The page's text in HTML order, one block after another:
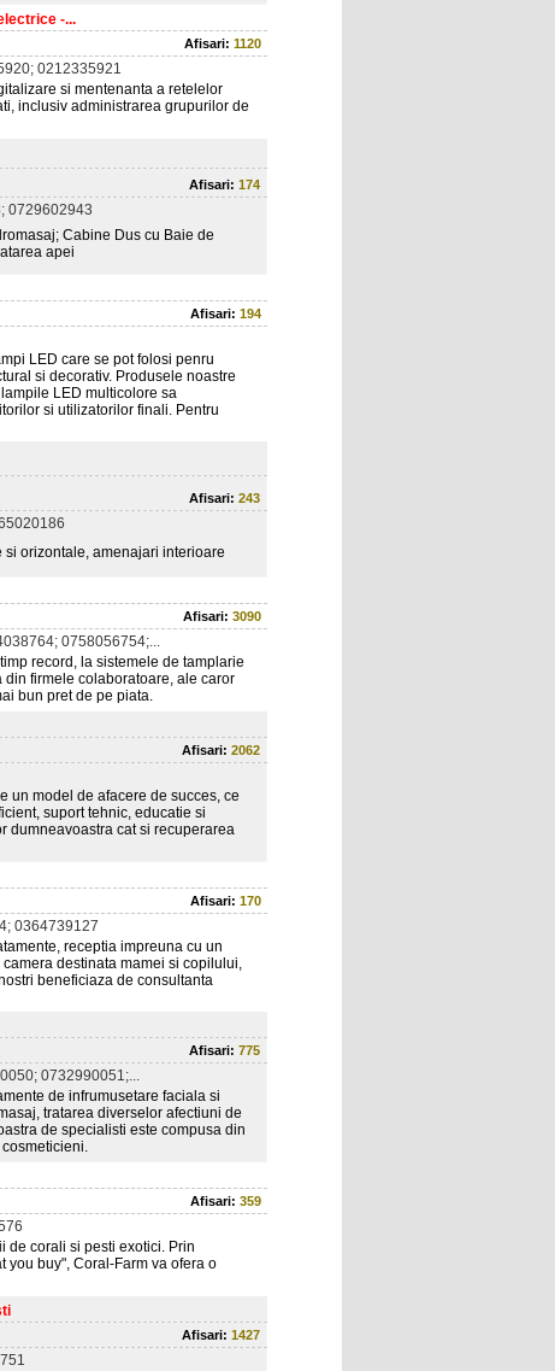
-...
Afisari: 1120
0212335921
si mentenanta a retelelor
inclusiv administrarea grupurilor de
Afisari: 174
0729602943
Cabine Dus cu Baie de
apei
Afisari: 194
LED care se pot folosi penru
si decorativ. Produsele noastre
LED multicolore sa
si utilizatorilor finali. Pentru
Afisari: 243
orizontale, amenajari interioare
Afisari: 3090
0758056754;...
record, la sistemele de tamplarie
din firmele colaboratoare, ale caror
bun pret de pe piata.
Afisari: 2062
un model de afacere de succes, ce
suport tehnic, educatie si
dumneavoastra cat si recuperarea
Afisari: 170
0364739127
receptia impreuna cu un
destinata mamei si copilului,
beneficiaza de consultanta
Afisari: 775
0732990051;...
de infrumusetare faciala si
tratarea diverselor afectiuni de
de specialisti este compusa din
Afisari: 359
de corali si pesti exotici. Prin
you buy", Coral-Farm va ofera o
Afisari: 1427